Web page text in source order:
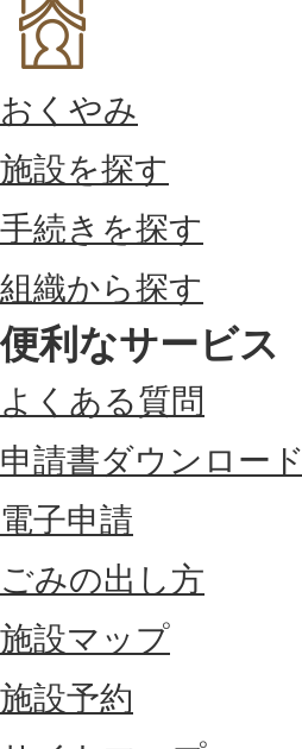
おくやみ
施設を探す
手続きを探す
組織から探す
便利なサービス
よくある質問
申請書ダウンロード
電子申請
ごみの出し方
施設マップ
施設予約